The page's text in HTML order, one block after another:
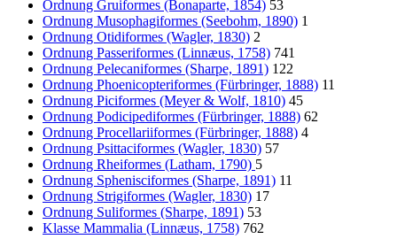
Ordnung Gruiformes (Bonaparte, 1854) 53
Ordnung Musophagiformes (Seebohm, 1890) 1
Ordnung Otidiformes (Wagler, 1830) 2
Ordnung Passeriformes (Linnæus, 1758) 741
Ordnung Pelecaniformes (Sharpe, 1891) 122
Ordnung Phoenicopteriformes (Fürbringer, 1888) 11
Ordnung Piciformes (Meyer & Wolf, 1810) 45
Ordnung Podicipediformes (Fürbringer, 1888) 62
Ordnung Procellariiformes (Fürbringer, 1888) 4
Ordnung Psittaciformes (Wagler, 1830) 57
Ordnung Rheiformes (Latham, 1790) 5
Ordnung Sphenisciformes (Sharpe, 1891) 11
Ordnung Strigiformes (Wagler, 1830) 17
Ordnung Suliformes (Sharpe, 1891) 53
Klasse Mammalia (Linnæus, 1758) 762